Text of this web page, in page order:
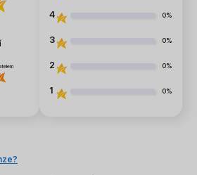
4 0%
3 0%
2 0%
1 0%